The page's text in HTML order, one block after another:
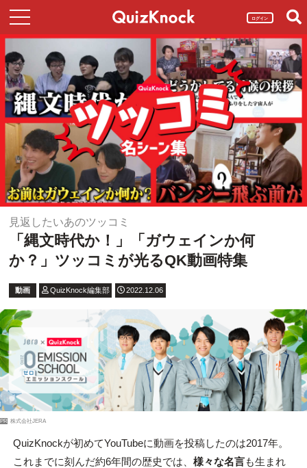
ログイン
見返したいあのツッコミ
「縄文時代か！」「ガウェインか何
か？」ツッコミが光るQK動画特集
動画 QuizKnock編集部 2022.12.06
PR 株式会社JERA
QuizKnockが初めてYouTubeに動画を投稿したのは2017年。
これまでに刻んだ約6年間の歴史では、 様々な名言も生まれ